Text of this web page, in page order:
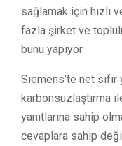
sağlamak için hızlı
fazla şirket ve
bunu yapıyor.
Siemens’te net sıfır
karbonsuzlaştırma
yanıtlarına sahip
cevaplara sahip